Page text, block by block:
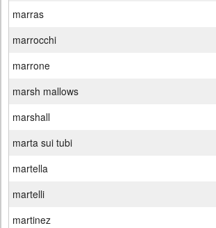
marras
marrocchi
marrone
marsh mallows
marshall
marta sui tubi
martella
martelli
martinez